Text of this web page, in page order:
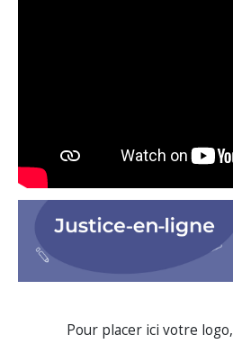
Pour placer ici votre logo,